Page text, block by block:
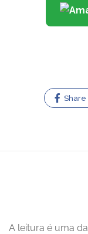
Share
A leitura é uma